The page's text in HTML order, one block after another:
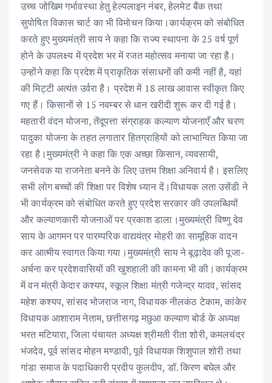
उच्च जोखिम गर्भावस्था हेतु हेल्पलाइन नंबर, हेलमेट बैंक तथा
सुपोषित विकास चार्ट का भी विमोचन किया।कार्यक्रम को संबोधित
करते हुए मुख्यमंत्री साय ने कहा कि राज्य स्थापना के 25 वर्ष पूर्ण
होने के उपलक्ष्य में प्रदेश भर में रजत महोत्सव मनाया जा रहा है।
उन्होंने कहा कि प्रदेश में प्राकृतिक संसाधनों की कमी नहीं है, यहां
की मिट्टी अत्यंत उर्वरा है। प्रदेश में 18 लाख आवास स्वीकृत किए
गए हैं। किसानों से 15 नवम्बर से धान खरीदी शुरू कर दी गई है।
महतारी वंदन योजना, तेंदूपत्ता संग्राहक कल्याण योजनाएँ और चरण
पादुका योजना के तहत लगातार हितग्राहियों को लाभान्वित किया जा
रहा है।मुख्यमंत्री ने कहा कि एक अच्छा किसान, व्यवसायी,
जनसेवक या राजनेता बनने के लिए उत्तम शिक्षा अनिवार्य है। इसलिए
सभी लोग बच्चों की शिक्षा पर विशेष ध्यान दें।विधायक लता उसेंडी ने
भी कार्यक्रम को संबोधित करते हुए प्रदेश सरकार की उपलब्धियों
और कल्याणकारी योजनाओं पर प्रकाश डाला।मुख्यमंत्री विष्णु देव
साय के आगमन पर पारम्परिक वाद्ययंत्र मोहरी का सामूहिक वादन
कर आत्मीय स्वागत किया गया।मुख्यमंत्री साय ने बूढ़ादेव की पूजा-
अर्चना कर प्रदेशवासियों की खुशहाली की कामना भी की।कार्यक्रम
में वन मंत्री केदार कश्यप, स्कूल शिक्षा मंत्री गजेन्द्र यादव, सांसद
महेश कश्यप, सांसद भोजराज नाग, विधायक नीलकंठ टेकाम, कांकेर
विधायक आशाराम नेताम, छत्तीसगढ़ मछुआ कल्याण बोर्ड के अध्यक्ष
भरत मटियारा, जिला पंचायत अध्यक्ष श्रीमती रीता शोरी, कमलचंद्र
भंजदेव, पूर्व सांसद मोहन मण्डावी, पूर्व विधायक शिशुपाल शोरी तथा
गांडा समाज के पदाधिकारी प्रदीप कुलदीप, डॉ. किरण बघेल और